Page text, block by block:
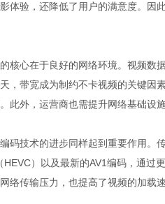
体验，还降低了用户的满意度。因
核心在于良好的网络环境。视频数
，带宽成为制约不卡视频的关键因
此外，运营商也需提升网络基础设
码技术的进步同样起到重要作用。
）以及最新的AV1编码，通过
络传输压力，也提高了视频的加载